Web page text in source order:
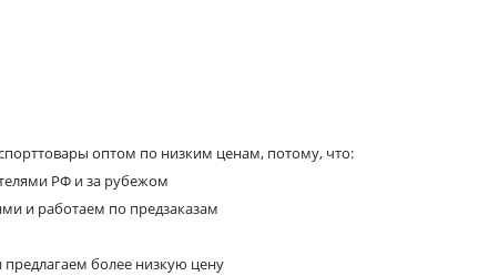
оптом по низким ценам, потому, что:
РФ и за рубежом
и работаем по предзаказам
более низкую цену